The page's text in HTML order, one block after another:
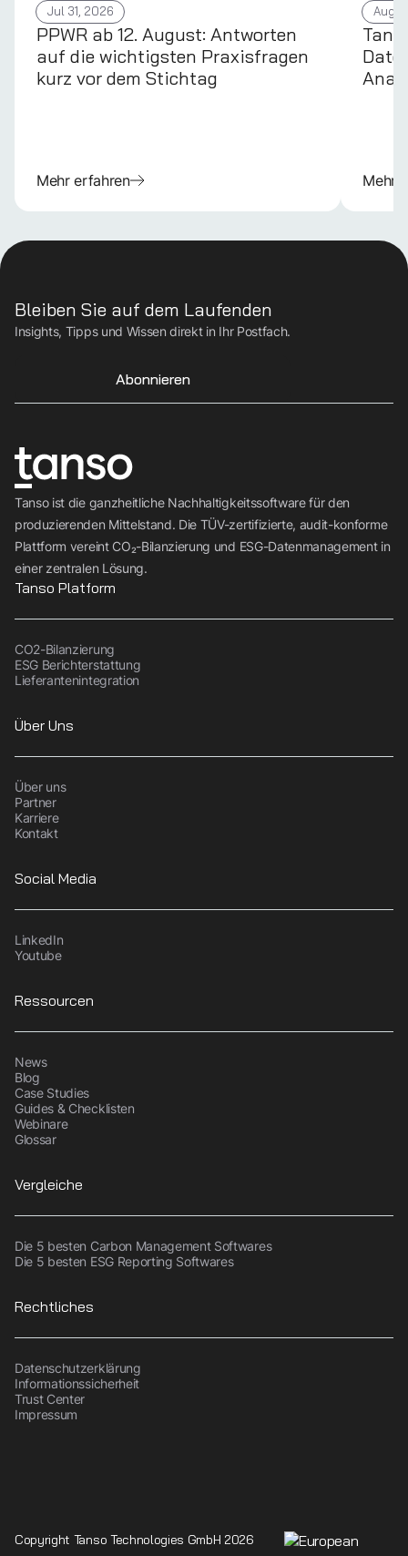
Jul 31, 2026
PPWR ab 12. August: Antworten
auf die wichtigsten Praxisfragen
kurz vor dem Stichtag
Mehr erfahren
Aug
Mehr
Tanso ist die ganzheitliche Nachhaltigkeitssoftware für den
produzierenden Mittelstand. Die TÜV-zertifizierte, audit-konforme
Plattform vereint CO₂-Bilanzierung und ESG-Datenmanagement in
einer zentralen Lösung.
Bleiben Sie auf dem Laufenden
Insights, Tipps und Wissen direkt in Ihr Postfach.
Abonnieren
Tanso Platform
CO2-Bilanzierung
ESG Berichterstattung
Lieferantenintegration
Über Uns
Über uns
Partner
Karriere
Kontakt
Social Media
LinkedIn
Youtube
Ressourcen
News
Blog
Case Studies
Guides & Checklisten
Webinare
Glossar
Vergleiche
Die 5 besten Carbon Management Softwares
Die 5 besten ESG Reporting Softwares
Rechtliches
Datenschutzerklärung
Informationssicherheit
Trust Center
Impressum
Copyright Tanso Technologies GmbH 2026